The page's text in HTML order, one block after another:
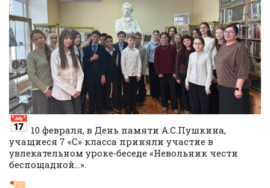
10 февраля, в День памяти А.С.Пушкина,
учащиеся 7 «С» класса приняли участие в
увлекательном уроке‑беседе «Невольник чести
беспощадной…».